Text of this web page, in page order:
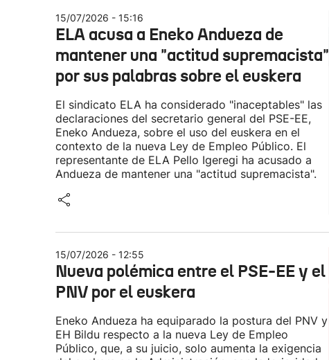
15/07/2026 - 15:16
ELA acusa a Eneko Andueza de
mantener una "actitud supremacista"
por sus palabras sobre el euskera
El sindicato ELA ha considerado "inaceptables" las
declaraciones del secretario general del PSE-EE,
Eneko Andueza, sobre el uso del euskera en el
contexto de la nueva Ley de Empleo Público. El
representante de ELA Pello Igeregi ha acusado a
Andueza de mantener una "actitud supremacista".
15/07/2026 - 12:55
Nueva polémica entre el PSE-EE y el
PNV por el euskera
Eneko Andueza ha equiparado la postura del PNV y
EH Bildu respecto a la nueva Ley de Empleo
Público, que, a su juicio, solo aumenta la exigencia